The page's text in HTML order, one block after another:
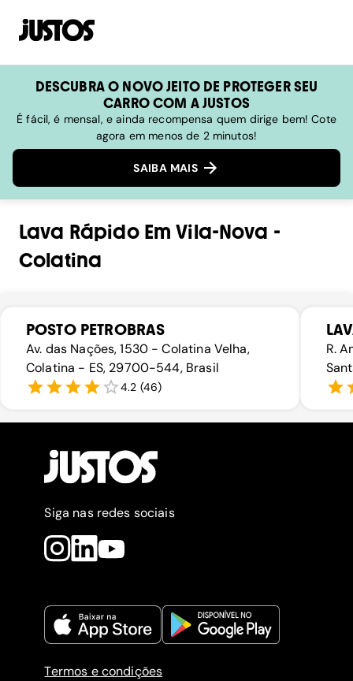
DESCUBRA O NOVO JEITO DE PROTEGER SEU
CARRO COM A JUSTOS
É fácil, é mensal, e ainda recompensa quem dirige bem! Cote
agora em menos de 2 minutos!
SAIBA MAIS
Lava RápidoEmVila-Nova -
Colatina
POSTO PETROBRAS
Av. das Nações, 1530 - Colatina Velha,
Colatina - ES, 29700-544, Brasil
4.2 (46)
R.
Siga nas redes sociais
Termos e condições